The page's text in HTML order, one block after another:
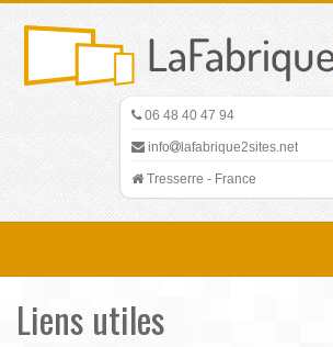
06 48 40 47 94
info lafabrique2sites.net
Tresserre - France
Liens utiles